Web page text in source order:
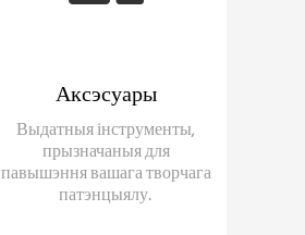
Аксэсуары
Выдатныя інструменты,
прызначаныя для
павышэння вашага творчага
патэнцыялу.